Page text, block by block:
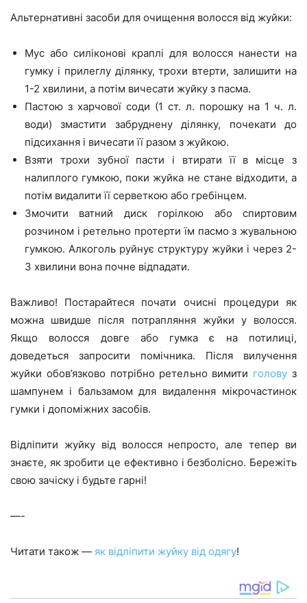
Альтернативні засоби для очищення волосся від жуйки:
Мус або силіконові краплі для волосся нанести на
гумку і прилеглу ділянку, трохи втерти, залишити на
1-2 хвилини, а потім вичесати жуйку з пасма.
Пастою з харчової соди (1 ст. л. порошку на 1 ч. л.
води) змастити забруднену ділянку, почекати до
підсихання і вичесати її разом з жуйкою.
Взяти трохи зубної пасти і втирати її в місце з
налиплого гумкою, поки жуйка не стане відходити, а
потім видалити її серветкою або гребінцем.
Змочити ватний диск горілкою або спиртовим
розчином і ретельно протерти їм пасмо з жувальною
гумкою. Алкоголь руйнує структуру жуйки і через 2-
3 хвилини вона почне відпадати.
Важливо! Постарайтеся почати очисні процедури як
можна швидше після потрапляння жуйки у волосся.
Якщо волосся довге або гумка є на потилиці,
доведеться запросити помічника. Після вилучення
жуйки обов’язково потрібно ретельно вимити голову з
шампунем і бальзамом для видалення мікрочастинок
гумки і допоміжних засобів.
Відліпити жуйку від волосся непросто, але тепер ви
знаєте, як зробити це ефективно і безболісно. Бережіть
свою зачіску і будьте гарні!
—-
Читати також — як відліпити жуйку від одягу!